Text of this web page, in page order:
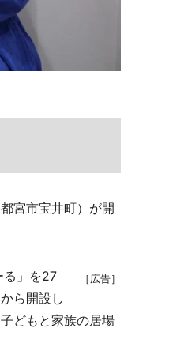
宮市宝井町）が開
［広告］
る」を27
ら開設し
どもと家族の居場